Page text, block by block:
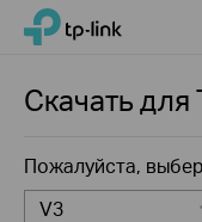
Click
navigation
TP-Link, Reliably Smart
Скачать для
Пожалуйста,
V3